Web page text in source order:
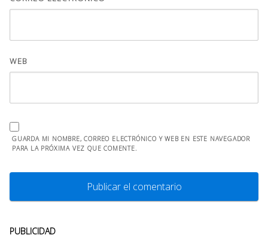
WEB
GUARDA MI NOMBRE, CORREO ELECTRÓNICO Y WEB EN ESTE NAVEGADOR
PARA LA PRÓXIMA VEZ QUE COMENTE.
PUBLICIDAD